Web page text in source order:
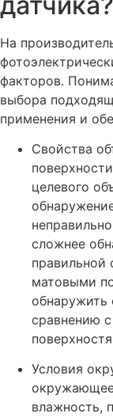
На
факторов.
выбора
применения и
Свойства
целевого
сложнее
правильной
матовыми
сравнению
Условия
влажность,